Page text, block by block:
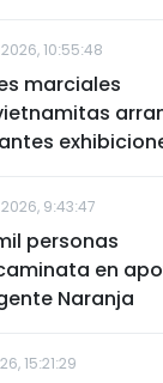
10:55:48
marciales
9:43:47
personas
en
Naranja
15:21:29